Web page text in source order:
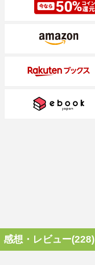
感想・レビュー(228)